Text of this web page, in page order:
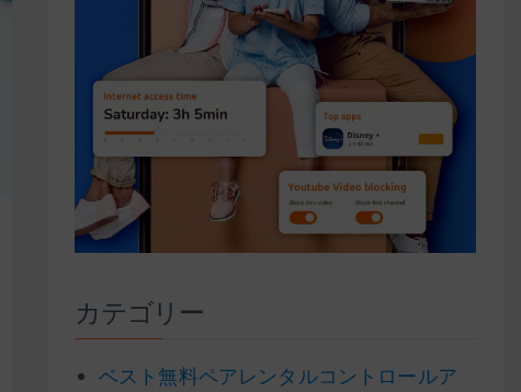
カテゴリー
ベスト無料ペアレンタルコントロールア